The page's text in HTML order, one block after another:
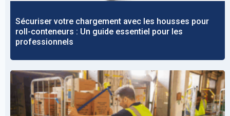
Sécuriser votre chargement avec les housses pour
roll-conteneurs : Un guide essentiel pour les
professionnels